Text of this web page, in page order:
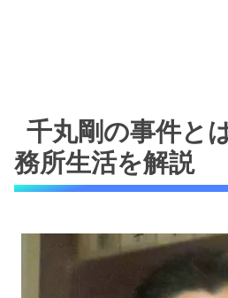
千丸剛の事件と
務所生活を解説